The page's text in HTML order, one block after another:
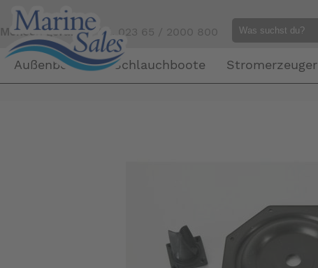
Mensch gefällig?Tel. 023 65 / 2000 800
Außenborder Schlauchboote Stromerzeuger